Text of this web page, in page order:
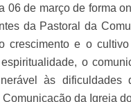
06 de março de forma
da Pastoral da
crescimento e o
o
às
da Igreja